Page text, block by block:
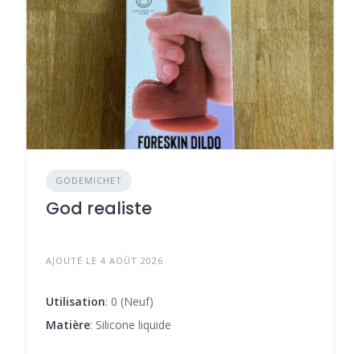
GODEMICHET
God realiste
AJOUTÉ LE 4 AOÛT 2026
Utilisation: 0 (Neuf)
Matière: Silicone liquide